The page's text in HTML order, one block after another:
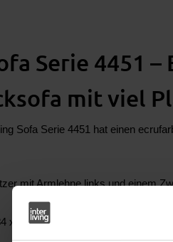
Serie 4451 –
mit viel
Sofa Serie 4451 hat einen
mit Armlehne links und einem
x 197 cm (B x T, von links nach